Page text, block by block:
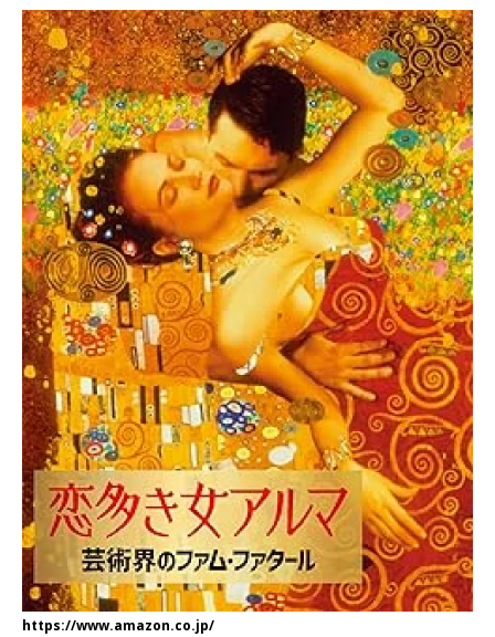
https://www.amazon.co.jp/